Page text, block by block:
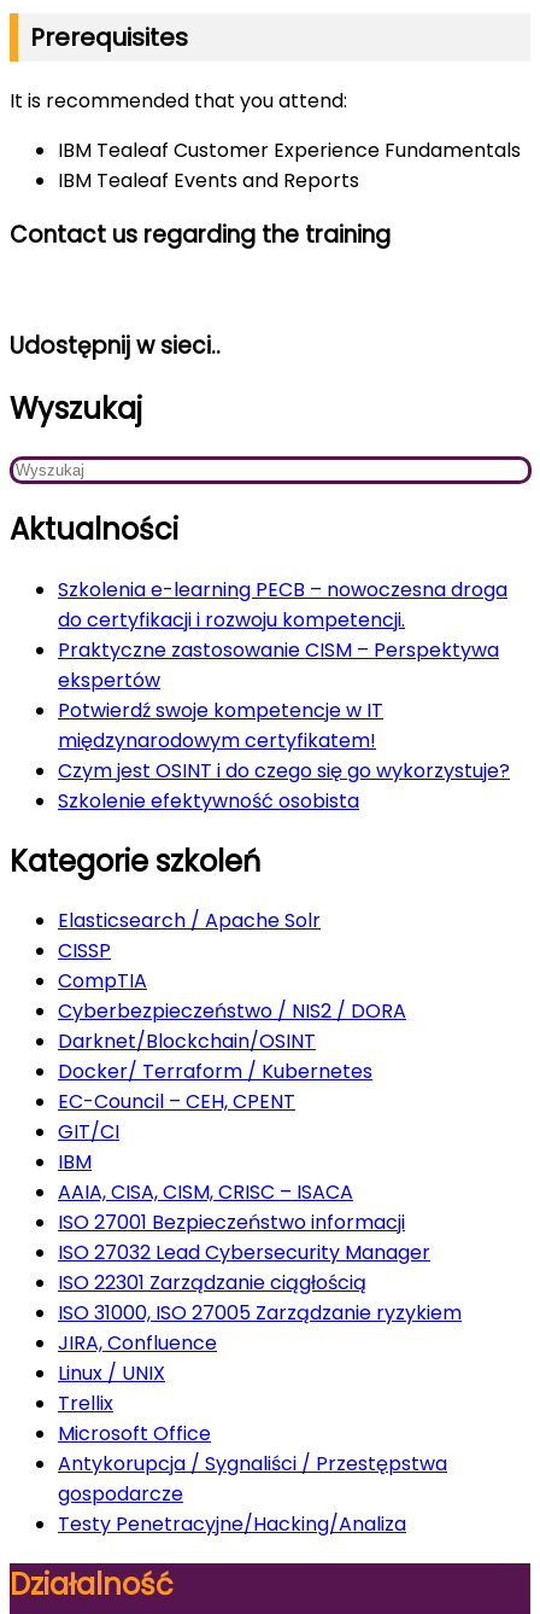
Prerequisites
It is recommended that you attend:
IBM Tealeaf Customer Experience Fundamentals
IBM Tealeaf Events and Reports
Contact us regarding the training
Udostępnij w sieci..
Wyszukaj
Aktualności
Szkolenia e-learning PECB – nowoczesna droga
do certyfikacji i rozwoju kompetencji.
Praktyczne zastosowanie CISM – Perspektywa
ekspertów
Potwierdź swoje kompetencje w IT
międzynarodowym certyfikatem!
Czym jest OSINT i do czego się go wykorzystuje?
Szkolenie efektywność osobista
Kategorie szkoleń
Elasticsearch / Apache Solr
CISSP
CompTIA
Cyberbezpieczeństwo / NIS2 / DORA
Darknet/Blockchain/OSINT
Docker/ Terraform / Kubernetes
EC-Council – CEH, CPENT
GIT/CI
IBM
AAIA, CISA, CISM, CRISC – ISACA
ISO 27001 Bezpieczeństwo informacji
ISO 27032 Lead Cybersecurity Manager
ISO 22301 Zarządzanie ciągłością
ISO 31000, ISO 27005 Zarządzanie ryzykiem
JIRA, Confluence
Linux / UNIX
Trellix
Microsoft Office
Antykorupcja / Sygnaliści / Przestępstwa
gospodarcze
Testy Penetracyjne/Hacking/Analiza
Działalność